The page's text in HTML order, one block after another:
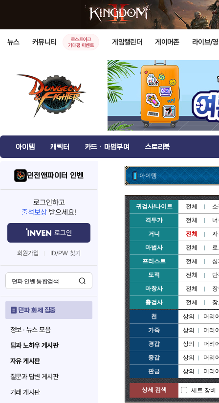
뉴스 커뮤니티
로스트아크
기대평 이벤트
게임캘린더 게이머존 라이브/
아이템 캐릭터 카드 · 마법부여 스토리북
던전앤파이터 인벤
로그인하고
출석보상 받으세요!
로그인
회원가입 ID/PW 찾기
던파 화제 집중
정보 · 뉴스 모음
팁과 노하우 게시판
자유 게시판
질문과 답변 게시판
거래 게시판
아이템
귀검사/나이트 전체
격투가
전체
거너
전체
마법사
전체
프리스트
전체
도적
전체
마창사
전체
총검사
전체
천 상의
머리
가죽
상의
머리
경갑
상의
머리
중갑
상의
머리
판금
상의 머리
상세 검색 세트 장비